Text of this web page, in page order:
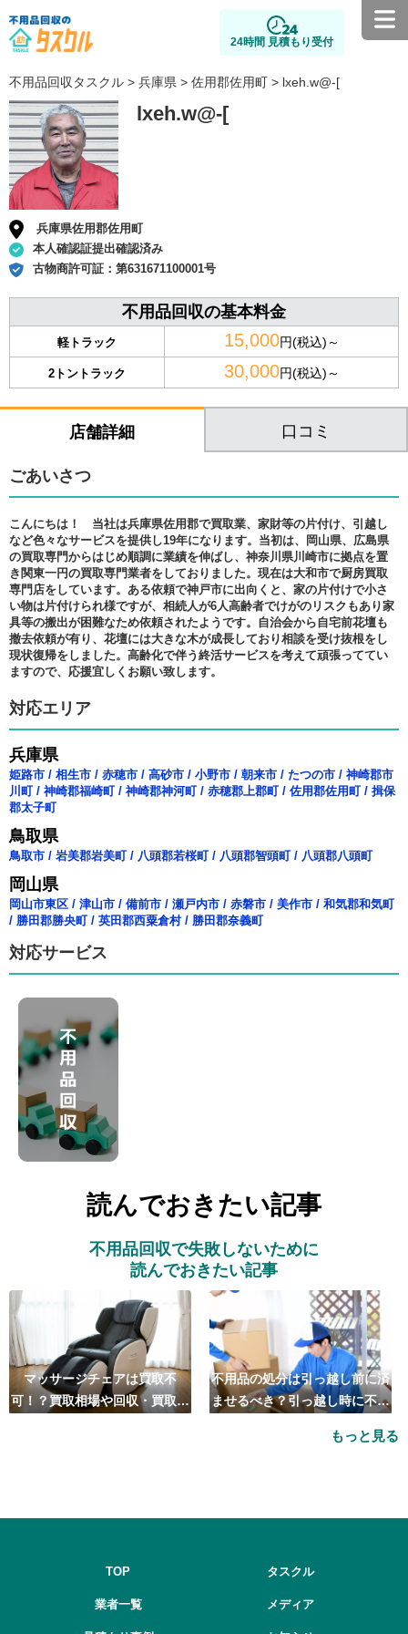
24時間 見積もり受付
不用品回収タスクル > 兵庫県 > 佐用郡佐用町 > lxeh.w@-[
lxeh.w@-[
兵庫県佐用郡佐用町
本人確認証提出確認済み
古物商許可証： 第631671100001号
不用品回収の基本料金
軽トラック 15,000円(税込)～
2トントラック 30,000円(税込)～
店舗詳細 口コミ
ごあいさつ
こんにちは！ 当社は兵庫県佐用郡で買取業、家財等の片付け、引越し
など色々なサービスを提供し19年になります。当初は、岡山県、広島県
の買取専門からはじめ順調に業績を伸ばし、神奈川県川崎市に拠点を置
き関東一円の買取専門業者をしておりました。現在は大和市で厨房買取
専門店をしています。ある依頼で神戸市に出向くと、家の片付けで小さ
い物は片付けられ様ですが、相続人が6人高齢者でけがのリスクもあり家
具等の搬出が困難なため依頼されたようです。自治会から自宅前花壇も
撤去依頼が有り、花壇には大きな木が成長しており相談を受け抜根をし
現状復帰をしました。高齢化で伴う終活サービスを考えて頑張っててい
ますので、応援宜しくお願い致します。
対応エリア
兵庫県
姫路市 / 相生市 / 赤穂市 / 高砂市 / 小野市 / 朝来市 / たつの市 / 神崎郡市
川町/ 神崎郡福崎町/ 神崎郡神河町/ 赤穂郡上郡町/ 佐用郡佐用町/ 揖保
郡太子町
鳥取県
鳥取市 / 岩美郡岩美町/ 八頭郡若桜町/ 八頭郡智頭町/ 八頭郡八頭町
岡山県
岡山市東区 / 津山市 / 備前市 / 瀬戸内市 / 赤磐市 / 美作市 / 和気郡和気町
/ 勝田郡勝央町/ 英田郡西粟倉村/ 勝田郡奈義町
対応サービス
読んでおきたい記事
不用品回収で失敗しないために
読んでおきたい記事
マッサージチェアは買取不
可！？買取相場や回収・買取の
不用品の処分は引っ越し前に済
ませるべき？引っ越し時に不用
もっと見る
TOP
業者一覧
タスクル
メディア